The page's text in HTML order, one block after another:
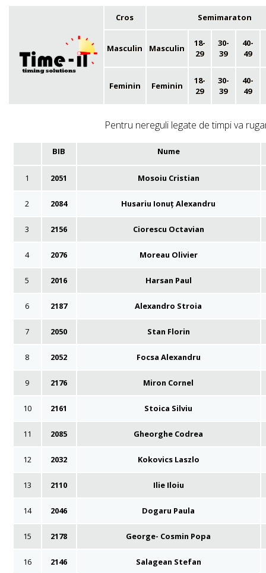
Cros Semimaraton
Masculin Masculin
18-
29
30-
39
40-
49
Feminin Feminin
18-
29
30-
39
40-
49
Pentru nereguli legate de timpi va